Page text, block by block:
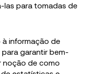
las para tomadas de
à informação de
garantir bem-
noção de como